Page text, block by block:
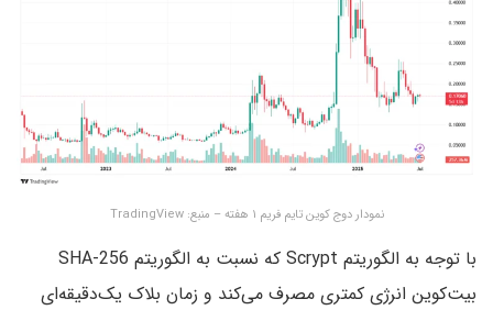
نمودار دوج کوین تایم فریم ۱ هفته – منبع: TradingView
با توجه به الگوریتم Scrypt که نسبت به الگوریتم SHA-256
بیت‌کوین انرژی کمتری مصرف می‌کند و زمان بلاک یک‌دقیقه‌ای